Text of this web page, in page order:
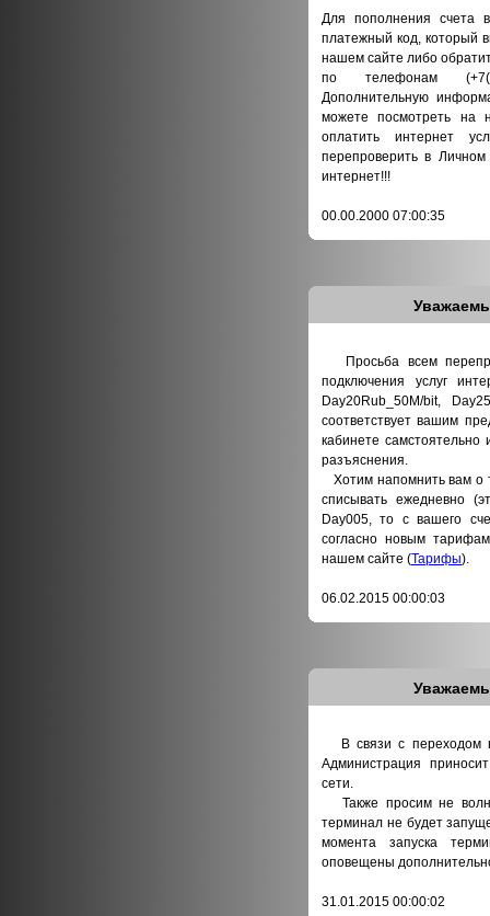
Для пополнения счета
платежный код, который
нашем сайте либо
по телефонам
Дополнительную
можете посмотреть
оплатить интернет
перепроверить в Личном
интернет!!!
00.00.2000 07:00:35
Просьба всем
подключения услуг
Day20Rub_50M/bit,
соответствует вашим
кабинете самстоятельно
разъяснения.
Хотим напомнить вам о
списывать ежедневно
Day005, то с вашего
согласно новым
нашем сайте (Тарифы).
06.02.2015 00:00:03
В связи с переходом
Администрация
сети.
Также просим не
терминал не будет
момента запуска
оповещены
31.01.2015 00:00:02